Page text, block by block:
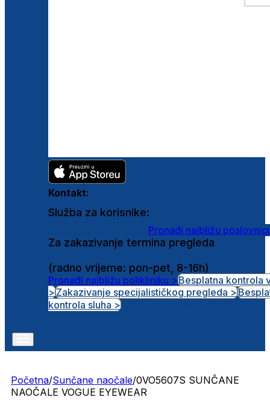
Kontakt:
Služba za korisnike:
Pronađi najbližu
Za zakazivanje termina pregleda
(radno vrijeme: pon-pet, 8-16h)
Pronađi najbližu polikliniku >Besplatna kontrola
>Zakazivanje specijalističkog pregleda >
kontrola sluha >
Početna/Sunčane naočale/0VO5607S SUNČANE
NAOČALE VOGUE EYEWEAR